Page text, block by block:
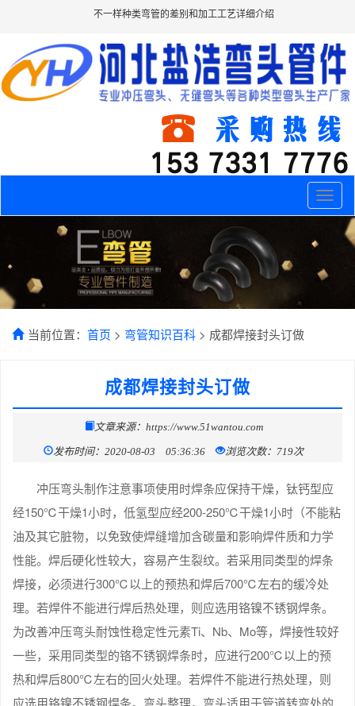
不一样种类弯管的差别和加工工艺详细介绍
Toggle
当前位置： 首页 > 弯管知识百科 > 成都焊接封头订做
成都焊接封头订做
文章来源：https://www.51wantou.com
发布时间：2020-08-03 05:36:36 浏览次数：719次
冲压弯头制作注意事项使用时焊条应保持干燥，钛钙型应
经150℃干燥1小时，低氢型应经200-250℃干燥1小时（不能粘
油及其它脏物，以免致使焊缝增加含碳量和影响焊件质和力学
性能。焊后硬化性较大，容易产生裂纹。若采用同类型的焊条
焊接，必须进行300℃以上的预热和焊后700℃左右的缓冷处
理。若焊件不能进行焊后热处理，则应选用铬镍不锈钢焊条。
为改善冲压弯头耐蚀性稳定性元素Ti、Nb、Mo等，焊接性较好
一些，采用同类型的铬不锈钢焊条时，应进行200℃以上的预
热和焊后800℃左右的回火处理。若焊件不能进行热处理，则
应选用铬镍不锈钢焊条。弯头整理，弯头适用于管道转弯处的